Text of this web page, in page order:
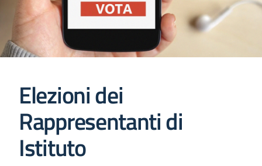
Elezioni dei
Rappresentanti di
Istituto